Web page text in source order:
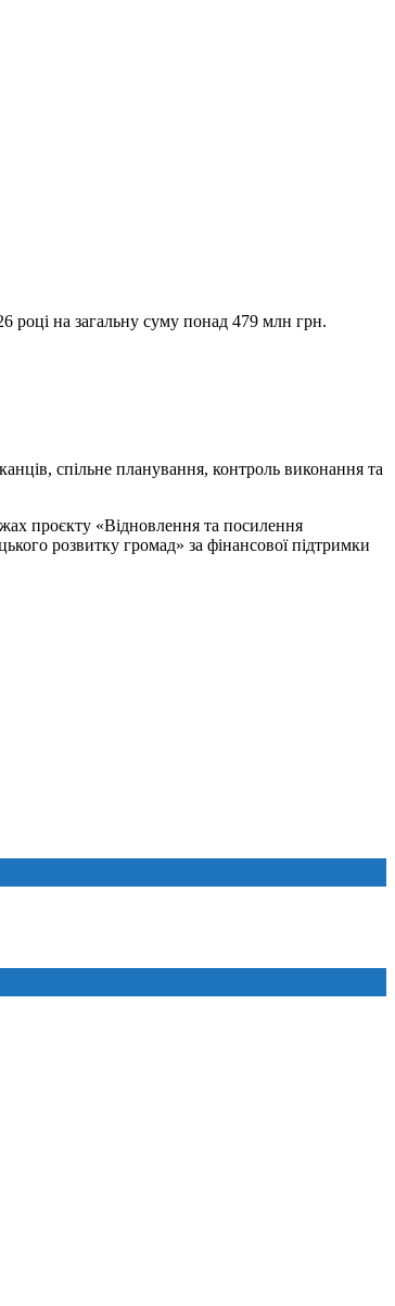
році на загальну суму понад 479 млн грн.
спільне планування, контроль виконання та
проєкту «Відновлення та посилення
розвитку громад» за фінансової підтримки